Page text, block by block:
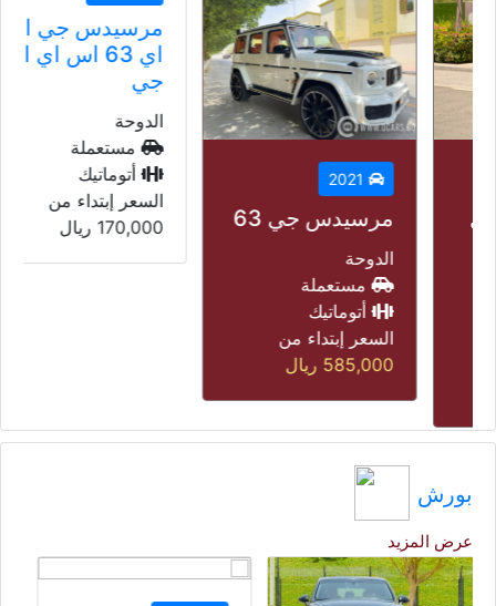
مرسيدس جي 63
مستعملة
أتوماتيك
السعر إبتداء من
585,000 ريال
مرسيدس جي ال
اي 63 اس اي ام
جي
الدوحة
مستعملة
أتوماتيك
السعر إبتداء من
170,000 ريال
بورش
عرض المزيد